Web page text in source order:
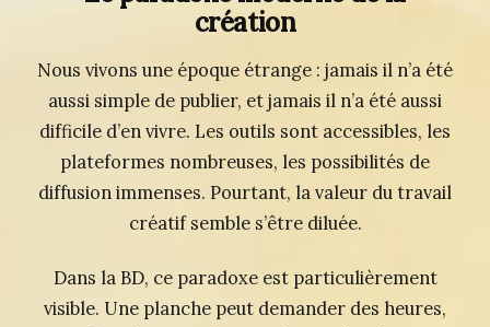
création
Nous vivons une époque étrange : jamais il n’a été
aussi simple de publier, et jamais il n’a été aussi
difficile d’en vivre. Les outils sont accessibles, les
plateformes nombreuses, les possibilités de
diffusion immenses. Pourtant, la valeur du travail
créatif semble s’être diluée.
Dans la BD, ce paradoxe est particulièrement
visible. Une planche peut demander des heures,